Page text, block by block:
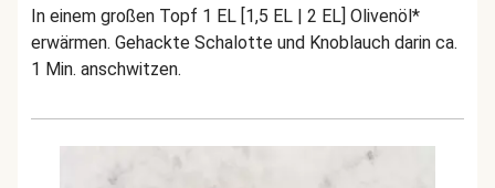
In einem großen Topf 1 EL [1,5 EL | 2 EL] Olivenöl*
erwärmen. Gehackte Schalotte und Knoblauch darin ca.
1 Min. anschwitzen.